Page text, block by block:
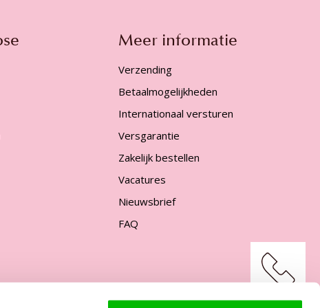
Meer informatie
Verzending
Betaalmogelijkheden
Internationaal versturen
Versgarantie
Zakelijk bestellen
Vacatures
Nieuwsbrief
FAQ